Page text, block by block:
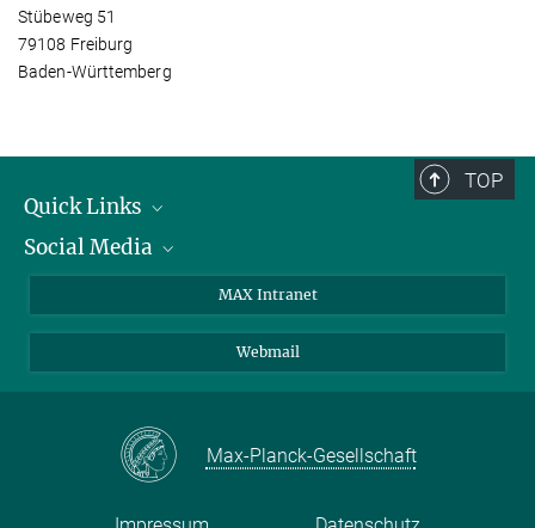
Stübeweg 51
79108 Freiburg
Baden-Württemberg
TOP
Quick Links
Forschungsgruppen
Social Media
Mastodon
Instagram
MAX Intranet
Webmail
Max-Planck-Gesellschaft